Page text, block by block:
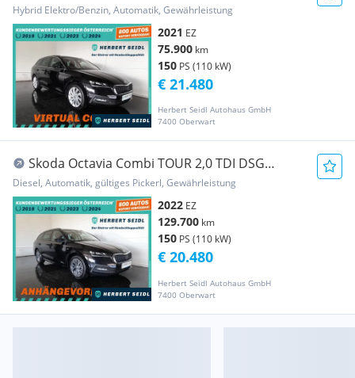
*MATRIX-LED / 18 Z...
Hybrid Elektro/Benzin, Automatik, Gewährleistung
2021 EZ
75.900 km
150 PS (110 kW)
Herbert Seidl Autohaus GmbH
7400 Oberwart
€ 21.480
Skoda Octavia Combi TOUR 2,0 TDI DSG
*MATRIX-LED / 17...
Diesel, Automatik, gültiges Pickerl, Gewährleistung
2022 EZ
129.700 km
150 PS (110 kW)
Herbert Seidl Autohaus GmbH
7400 Oberwart
€ 20.480